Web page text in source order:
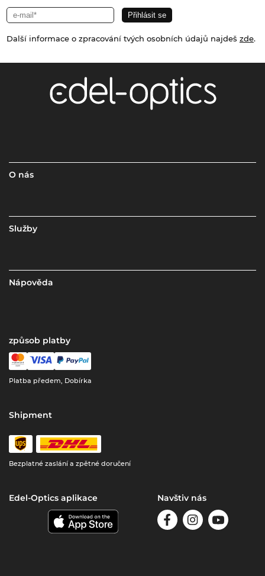
Další informace o zpracování tvých osobních údajů najdeš zde.
O nás
Služby
Nápověda
způsob platby
Platba předem, Dobírka
Shipment
Bezplatné zaslání a zpětné doručení
Edel-Optics aplikace Navštiv nás